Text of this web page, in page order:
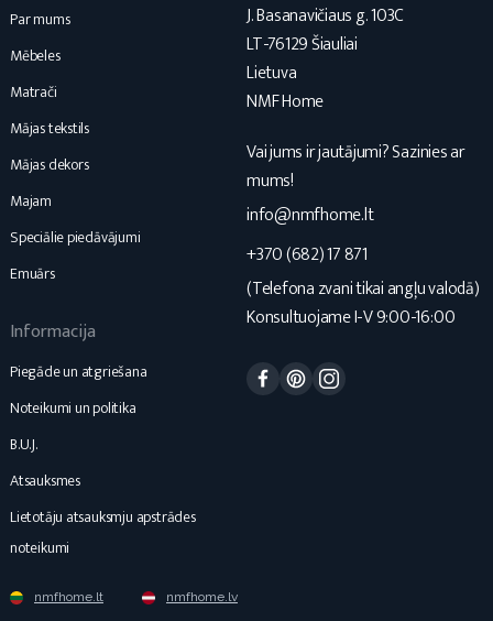
Par mums
Mēbeles
Matrači
Mājas tekstils
Mājas dekors
Majam
Speciālie piedāvājumi
Emuārs
Informacija
Piegāde un atgriešana
Noteikumi un politika
B.U.J.
Atsauksmes
Lietotāju atsauksmju apstrādes
noteikumi
J. Basanavičiaus g. 103C
LT-76129 Šiauliai
Lietuva
NMF Home
Vai jums ir jautājumi? Sazinies ar
mums!
info@nmfhome.lt
+370 (682) 17 871
(Telefona zvani tikai angļu valodā)
Konsultuojame I-V 9:00-16:00
Facebook
Pinterest
nmfhome.lt nmfhome.lv